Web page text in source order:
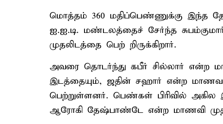
மொத்தம் 360 மதிப்பெண்ணுக்கு இந்த
ஐ.ஐ.டி. மண்டலத்தைச் சேர்ந்த
முதலிடத்தை பெற் றிருக்கிறார்.
அவரை தொடர்ந்து கபீர் சில்லார் என்ற
இடத்தையும், ஜதின் சஹார் என்ற
பெற்றுள்ளனர். பெண்கள் பிரிவில்
ஆரோகி தேஷ்பாண்டே என்ற மாணவி முதல்